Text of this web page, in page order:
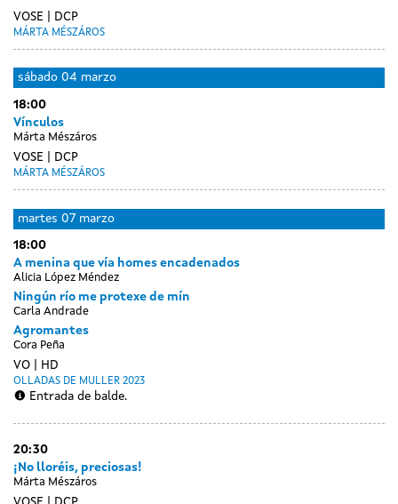
VOSE DCP
MÁRTA MÉSZÁROS
sábado 04 marzo
18:00
Vínculos
Márta Mészáros
VOSE DCP
MÁRTA MÉSZÁROS
luns
06
marzo
Day
without
sessions
martes 07 marzo
18:00
A menina que vía homes encadenados
Alicia López Méndez
Ningún río me protexe de mín
Carla Andrade
Agromantes
Cora Peña
VO HD
OLLADAS DE MULLER 2023
Entrada de balde.
20:30
¡No lloréis, preciosas!
Márta Mészáros